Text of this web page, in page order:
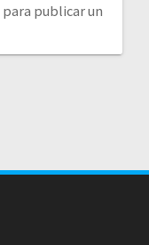
para publicar un